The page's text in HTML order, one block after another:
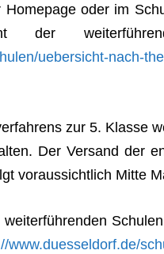
oder im
der
uebersicht-nach-
zur 5. Klasse
Der Ver­sand der
vor­aus­sicht­lich Mitte
www.duesseldorf.de/